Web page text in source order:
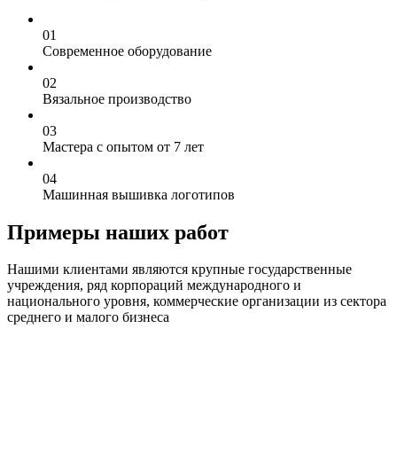
01
Современное оборудование
02
Вязальное производство
03
Мастера с опытом от 7 лет
04
Машинная вышивка логотипов
Примеры наших работ
Нашими клиентами являются крупные государственные
учреждения, ряд корпораций международного и
национального уровня, коммерческие организации из сектора
среднего и малого бизнеса